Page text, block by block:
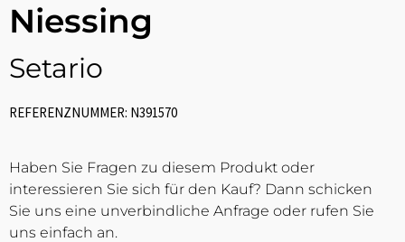
Niessing
Setario
REFERENZNUMMER: N391570
Haben Sie Fragen zu diesem Produkt oder
interessieren Sie sich für den Kauf? Dann schicken
Sie uns eine unverbindliche Anfrage oder rufen Sie
uns einfach an.